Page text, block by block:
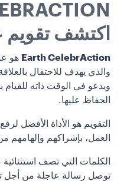
اكتشف تقويم عام
Earth CelebrAction
والذي يهدف للاحتفال
ويدعو في الوقت ذاته
الحفاظ عليها.
التقويم هو الأداة الأفضل
العمل، بإشراكهم وإلهامهم
الكلمات التي تصف
توصل رسالة عاجلة من أجل